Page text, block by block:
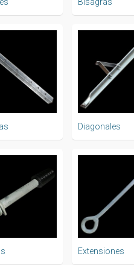
Diagonales
Extensiones